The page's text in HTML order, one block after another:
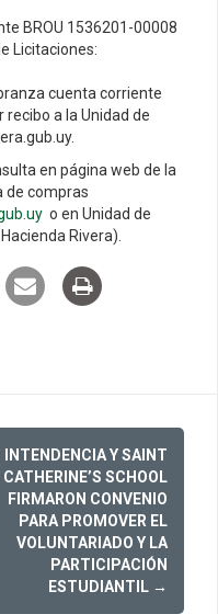
BROU 1536201-00008
Licitaciones:
cuenta corriente
recibo a la Unidad de
en página web de la
de compras
o en Unidad de
Rivera).
INTENDENCIA Y SAINT
CATHERINE’S SCHOOL
FIRMARON CONVENIO
PARA PROMOVER EL
VOLUNTARIADO Y LA
PARTICIPACIÓN
ESTUDIANTIL →